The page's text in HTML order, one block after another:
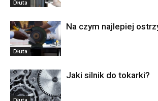
Dłuta
Dłuta
Na czym najlepiej
Jaki silnik do tokarki?